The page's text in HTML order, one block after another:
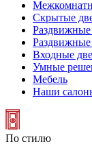
Скрытые
Раздвижные
Раздвижные
Входные
Умные
Мебель
Наши
По стилю